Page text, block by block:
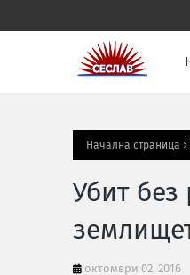
Начална страница
Убит
октомври 02, 2016